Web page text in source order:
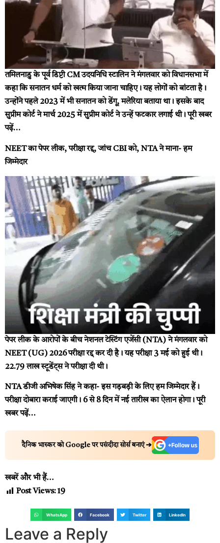
तमिलनाडु के पूर्व डिप्टी CM उदयनिधि स्टालिन ने मंगलवार को विधानसभा में
कहा कि सनातन धर्म को खत्म किया जाना चाहिए। यह लोगों को बांटता है।
उन्होंने पहले 2023 में भी सनातन को डेंगू, मलेरिया बताया था। इसके बाद
सुप्रीम कोर्ट ने मार्च 2025 में सुप्रीम कोर्ट ने उन्हें फटकार लगाई थी।पूरी खबर
पढ़ें…
NEET का पेपर लीक, परीक्षा रद्द, जांच CBI को, NTA ने माना- हम
जिम्मेदार
पेपर लीक के आरोपों के बीच नेशनल टेस्टिंग एजेंसी (NTA) ने मंगलवार को
NEET (UG) 2026 परीक्षा रद्द कर दी है। यह परीक्षा 3 मई को हुई थी।
22.79 लाख स्टूडेंट्स ने परीक्षा दी थी।
NTA डीजी अभिषेक सिंह ने कहा- इस गड़बड़ी के लिए हम जिम्मेदार हैं।
परीक्षा दोबारा कराई जाएगी। 6 से 8 दिन में नई तारीख का ऐलान होगा।पूरी
खबर पढ़ें…
दैनिक भास्कर को Google पर पसंदीदा सोर्स बनाएं ➔
खबरें और भी हैं…
Post Views:19
WhatsApp Facebook Twitter LinkedIn
Leave a Reply